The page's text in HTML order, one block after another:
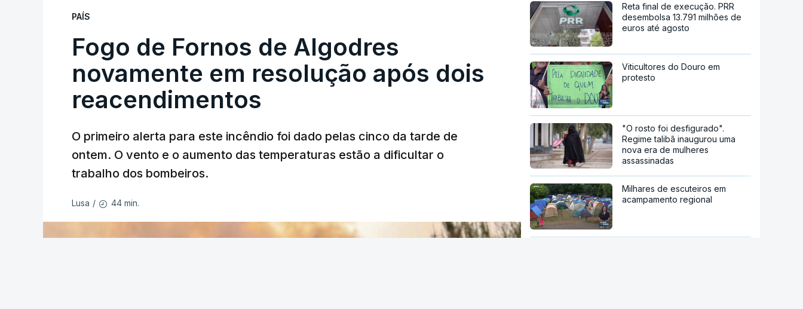
criança.
ERRO100
ERROR ON HTML5 MEDIA ELEMENT
PAÍS
Fogo de Fornos de Algodres
novamente em resolução após dois
reacendimentos
O primeiro alerta para este incêndio foi dado pelas cinco da tarde de
ontem. O vento e o aumento das temperaturas estão a dificultar o
trabalho dos bombeiros.
Lusa / 44 min.
Reta final de execução. PRR
desembolsa 13.791 milhões de
euros até agosto
Viticultores do Douro em
protesto
"O rosto foi desfigurado".
Regime talibã inaugurou uma
nova era de mulheres
assassinadas
Milhares de escuteiros em
acampamento regional